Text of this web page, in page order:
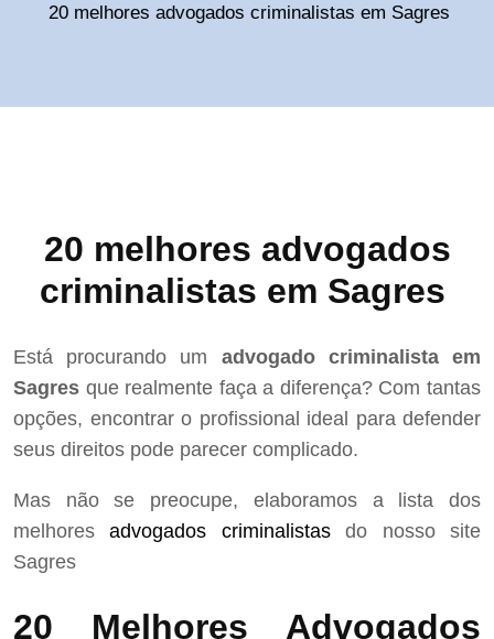
20 melhores advogados criminalistas em Sagres
20 melhores advogados
criminalistas em Sagres
Está procurando um advogado criminalista em
Sagres que realmente faça a diferença? Com tantas
opções, encontrar o profissional ideal para defender
seus direitos pode parecer complicado.
Mas não se preocupe, elaboramos a lista dos
melhoresadvogados criminalistasdo nosso site
Sagres
20 Melhores Advogados